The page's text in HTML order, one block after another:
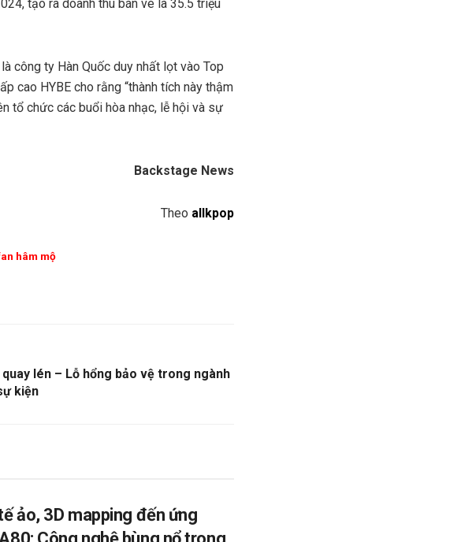
tạo ra doanh thu bán vé là 35.5 triệu
công ty Hàn Quốc duy nhất lọt vào Top
cao HYBE cho rằng “thành tích này thậm
tổ chức các buổi hòa nhạc, lễ hội và sự
Backstage News
Theo allkpop
hâm mộ
lén – Lỗ hổng bảo vệ trong ngành
kiện
ảo, 3D mapping đến ứng